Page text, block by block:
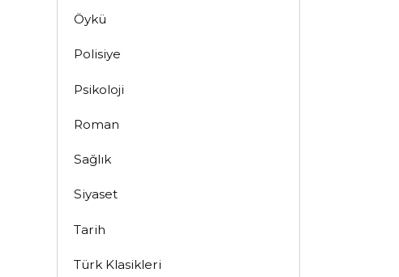
Öykü
Polisiye
Psikoloji
Roman
Sağlık
Siyaset
Tarih
Türk Klasikleri